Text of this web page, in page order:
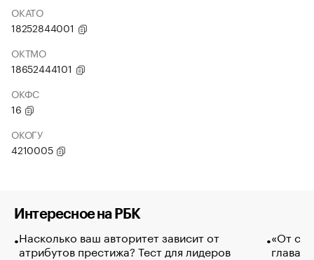
ОКАТО
18252844001
ОКТМО
18652444101
ОКФС
16
ОКОГУ
4210005
Интересное на РБК
Насколько ваш авторитет зависит от
атрибутов престижа? Тест для лидеров
«От
глава